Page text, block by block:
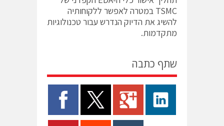
TSMC במטרה לאפשר ללקוחותיה
להשיג את הדיוק הנדרש עבור טכנולוגיות
מתקדמות.
שתף כתבה